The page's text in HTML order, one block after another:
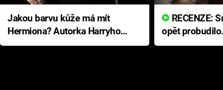
Jakou barvu kůže má mít
Hermiona? Autorka Harryho
Pottera přišla s ráznou
opět
přichází s